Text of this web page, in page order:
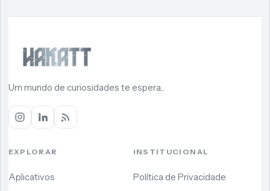
Um mundo de curiosidades te espera...
EXPLORAR
Aplicativos
INSTITUCIONAL
Política de Privacidade